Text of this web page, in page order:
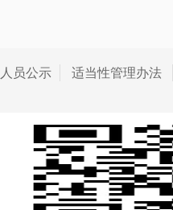
人员公示 适当性管理办法